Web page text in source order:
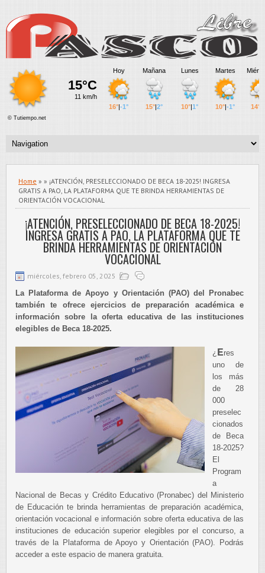
Home » » ¡ATENCIÓN, PRESELECCIONADO DE BECA 18-2025! INGRESA
GRATIS A PAO, LA PLATAFORMA QUE TE BRINDA HERRAMIENTAS DE
ORIENTACIÓN VOCACIONAL
¡ATENCIÓN, PRESELECCIONADO DE BECA 18-2025!
INGRESA GRATIS A PAO, LA PLATAFORMA QUE TE
BRINDA HERRAMIENTAS DE ORIENTACIÓN
VOCACIONAL
miércoles, febrero 05, 2025
La Plataforma de Apoyo y Orientación (PAO) del Pronabec
también te ofrece ejercicios de preparación académica e
información sobre la oferta educativa de las instituciones
elegibles de Beca 18-2025.
¿ Eres
uno de
los más
de 28
000
preselec
cionados
de Beca
18-2025?
El
Program
a
Nacional de Becas y Crédito Educativo (Pronabec) del Ministerio
de Educación te brinda herramientas de preparación académica,
orientación vocacional e información sobre oferta educativa de las
instituciones de educación superior elegibles por el concurso, a
través de la Plataforma de Apoyo y Orientación (PAO). Podrás
acceder a este espacio de manera gratuita.